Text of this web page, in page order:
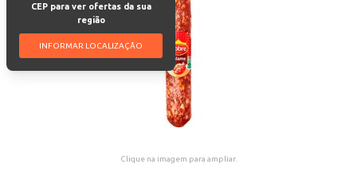
CEP para ver ofertas da sua
região
INFORMAR LOCALIZAÇÃO
Clique na imagem para ampliar.